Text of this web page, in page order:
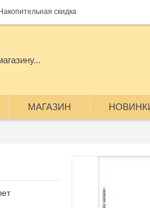
Накопительная скидка
МАГАЗИН